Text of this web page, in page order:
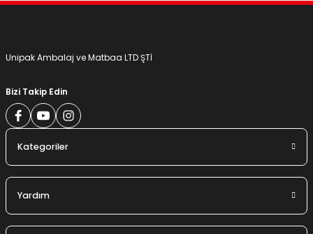
Unipak Ambalaj ve Matbaa LTD ŞTİ
Bizi Takip Edin
Kategoriler
Yardım